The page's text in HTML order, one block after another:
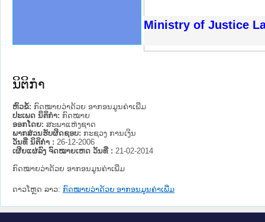
Ministry of Justice
າຊົນ ພາກເໜືອ
ການ
ກາງ
ໃຕ້
ຕຳຫຼວດປະຊາຊົນ
ສັນຕິບານປະຊາຊົນ
ກເໜືອ
າຊົນ ພາກກາງ
ນິຕິກໍາ
ຫົວຂໍ້: ກົດໝາຍວ່າດ້ວຍ ອາກອນມູນຄ່າເພີ່ມ
ປະເພດ ນິຕິກໍາ: ກົດໝາຍ
ອອກໂດຍ: ສະພາແຫ່ງຊາດ
ພາກສ່ວນຮັບຜິດຊອບ: ກະຊວງ ການເງິນ
ວັນທີ່ ນິຕິກໍາ : 26-12-2006
ເຜີຍແຜ່ລົງ ຈົດໝາຍເຫດ ວັນທີ່ : 21-02-2014
ກົດໝາຍວ່າດ້ວຍ ອາກອນມູນຄ່າເພີ່ມ
ດາວໂຫຼດ ລາວ: ກົດໝາຍວ່າດ້ວຍ ອາກອນມູນຄ່າເພີ່ມ